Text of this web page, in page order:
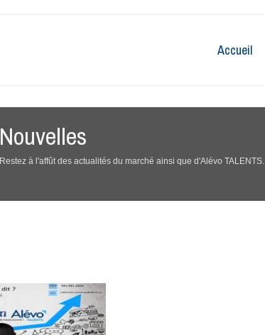
Accueil
Nouvelles
Restez à l'affût des actualités du marché ainsi que d'Alévo TALENTS.